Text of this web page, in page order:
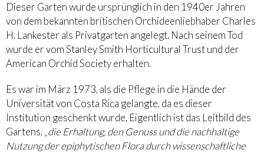
Dieser Garten wurde ursprünglich in den 1940er Jahren
von dem bekannten britischen Orchideenliebhaber Charles
H. Lankester als Privatgarten angelegt. Nach seinem Tod
wurde er vom Stanley Smith Horticultural Trust und der
American Orchid Society erhalten.
Es war im März 1973, als die Pflege in die Hände der
Universität von Costa Rica gelangte, da es dieser
Institution geschenkt wurde. Eigentlich ist das Leitbild des
Gartens, „die Erhaltung, den Genuss und die nachhaltige
Nutzung der epiphytischen Flora durch wissenschaftliche